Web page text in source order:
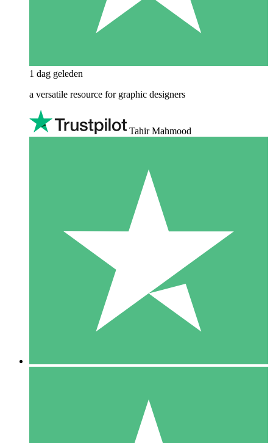
1 dag geleden
a versatile resource for graphic designers
Tahir Mahmood